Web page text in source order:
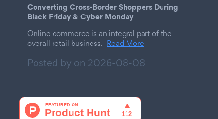
Converting Cross-Border Shoppers During
Black Friday & Cyber Monday
Online commerce is an integral part of the
overall retail business. Read More
Posted by on 2026-08-08